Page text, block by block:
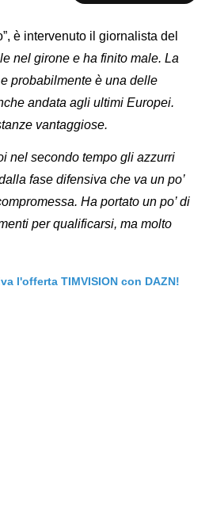
è intervenuto il giornalista del
nel girone e ha finito male. La
probabilmente è una delle
andata agli ultimi Europei.
vantaggiose.
nel secondo tempo gli azzurri
fase difensiva che va un po’
Ha portato un po’ di
per qualificarsi, ma molto
l'offerta TIMVISION con DAZN!